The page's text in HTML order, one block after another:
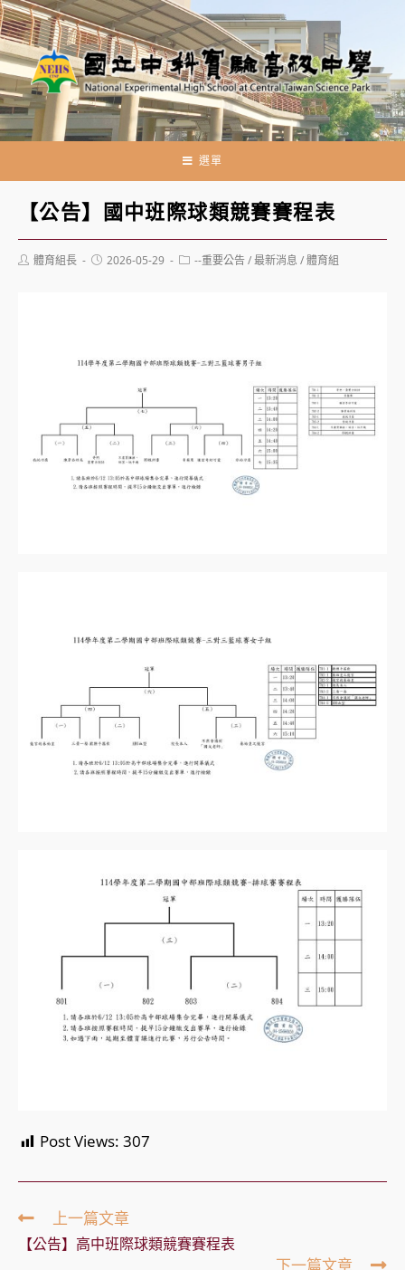
跳
轉
至
主
要
內
選單
【公告】國中班際球類競賽賽程表
Post體育組長
Post2026-05-29
Post--重要公告/最新消息 /體育組
Post Views: 307
Read
more
articles
上一篇文章
【公告】高中班際球類競賽賽程表
下一篇文章